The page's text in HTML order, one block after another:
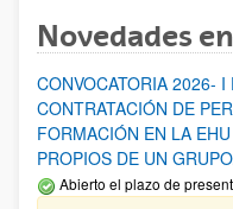
Novedades
CONVOCATORIA 2026-
CONTRATACIÓN DE
FORMACIÓN EN LA
PROPIOS DE UN
Abierto el plazo de